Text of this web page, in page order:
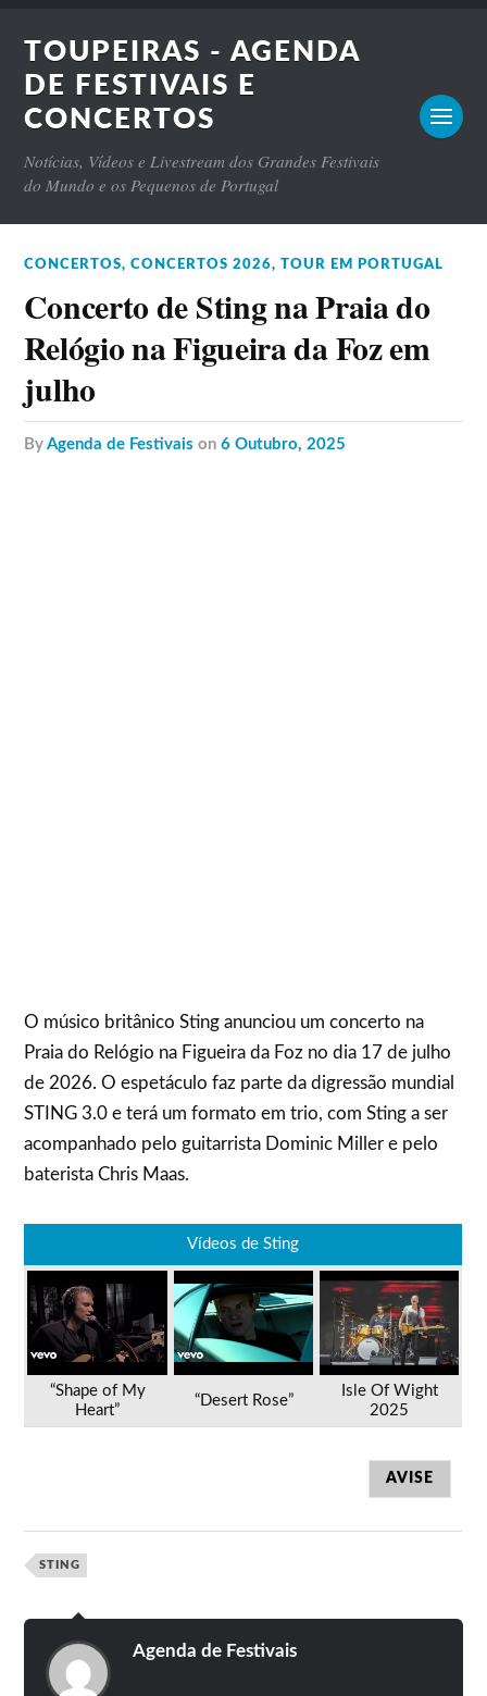
TOUPEIRAS - AGENDA
DE FESTIVAIS E
CONCERTOS
Notícias, Vídeos e Livestream dos Grandes Festivais
do Mundo e os Pequenos de Portugal
CONCERTOS,CONCERTOS 2026,TOUR EM PORTUGAL
Concerto de Sting na Praia do
Relógio na Figueira da Foz em
julho
byAgenda de Festivais on6 Outubro, 2025
O músico britânico Sting anunciou um concerto na
Praia do Relógio na Figueira da Foz no dia 17 de julho
de 2026. O espetáculo faz parte da digressão mundial
STING 3.0 e terá um formato em trio, com Sting a ser
acompanhado pelo guitarrista Dominic Miller e pelo
baterista Chris Maas.
Vídeos de Sting
“Shape of My
Heart”
“Desert Rose”
Isle Of Wight
2025
AVISE
STING
Agenda de Festivais